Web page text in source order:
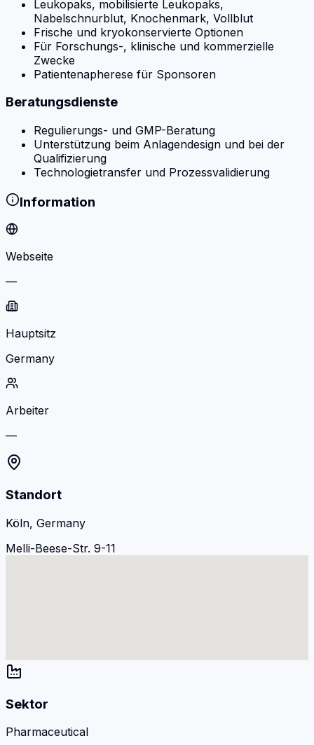
Leukopaks, mobilisierte Leukopaks,
Nabelschnurblut, Knochenmark, Vollblut
Frische und kryokonservierte Optionen
Für Forschungs-, klinische und kommerzielle
Zwecke
Patientenapherese für Sponsoren
Beratungsdienste
Regulierungs- und GMP-Beratung
Unterstützung beim Anlagendesign und bei der
Qualifizierung
Technologietransfer und Prozessvalidierung
Information
Webseite
—
Hauptsitz
Germany
Arbeiter
—
Standort
Köln, Germany
Melli-Beese-Str. 9-11
Sektor
Pharmaceutical